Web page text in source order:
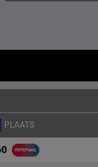
PLAATS